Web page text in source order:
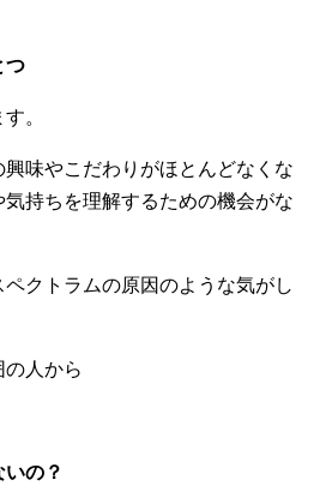
。
味やこだわりがほとんどなくな
持ちを理解するための機会がな
クトラムの原因のような気がし
の人から
の？